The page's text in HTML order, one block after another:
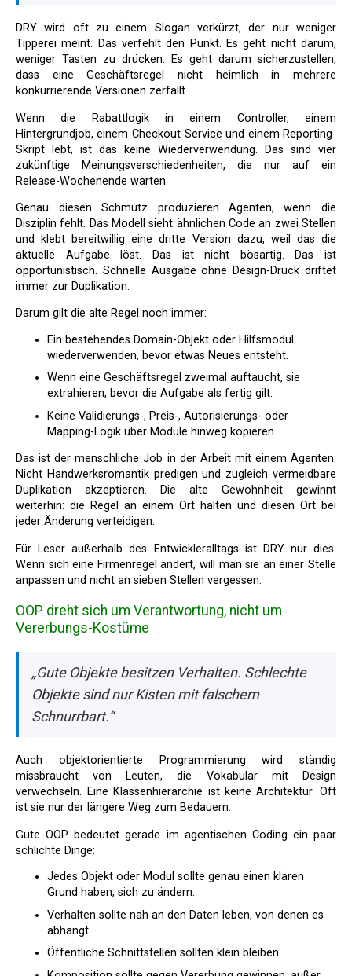
DRY wird oft zu einem Slogan verkürzt, der nur weniger
Tipperei meint. Das verfehlt den Punkt. Es geht nicht darum,
weniger Tasten zu drücken. Es geht darum sicherzustellen,
dass eine Geschäftsregel nicht heimlich in mehrere
konkurrierende Versionen zerfällt.
Wenn die Rabattlogik in einem Controller, einem
Hintergrundjob, einem Checkout-Service und einem Reporting-
Skript lebt, ist das keine Wiederverwendung. Das sind vier
zukünftige Meinungsverschiedenheiten, die nur auf ein
Release-Wochenende warten.
Genau diesen Schmutz produzieren Agenten, wenn die
Disziplin fehlt. Das Modell sieht ähnlichen Code an zwei Stellen
und klebt bereitwillig eine dritte Version dazu, weil das die
aktuelle Aufgabe löst. Das ist nicht bösartig. Das ist
opportunistisch. Schnelle Ausgabe ohne Design-Druck driftet
immer zur Duplikation.
Darum gilt die alte Regel noch immer:
Ein bestehendes Domain-Objekt oder Hilfsmodul
wiederverwenden, bevor etwas Neues entsteht.
Wenn eine Geschäftsregel zweimal auftaucht, sie
extrahieren, bevor die Aufgabe als fertig gilt.
Keine Validierungs-, Preis-, Autorisierungs- oder
Mapping-Logik über Module hinweg kopieren.
Das ist der menschliche Job in der Arbeit mit einem Agenten.
Nicht Handwerksromantik predigen und zugleich vermeidbare
Duplikation akzeptieren. Die alte Gewohnheit gewinnt
weiterhin: die Regel an einem Ort halten und diesen Ort bei
jeder Änderung verteidigen.
Für Leser außerhalb des Entwickleralltags ist DRY nur dies:
Wenn sich eine Firmenregel ändert, will man sie an einer Stelle
anpassen und nicht an sieben Stellen vergessen.
OOP dreht sich um Verantwortung, nicht um
Vererbungs-Kostüme
„Gute Objekte besitzen Verhalten. Schlechte
Objekte sind nur Kisten mit falschem
Schnurrbart.“
Auch objektorientierte Programmierung wird ständig
missbraucht von Leuten, die Vokabular mit Design
verwechseln. Eine Klassenhierarchie ist keine Architektur. Oft
ist sie nur der längere Weg zum Bedauern.
Gute OOP bedeutet gerade im agentischen Coding ein paar
schlichte Dinge:
Jedes Objekt oder Modul sollte genau einen klaren
Grund haben, sich zu ändern.
Verhalten sollte nah an den Daten leben, von denen es
abhängt.
Öffentliche Schnittstellen sollten klein bleiben.